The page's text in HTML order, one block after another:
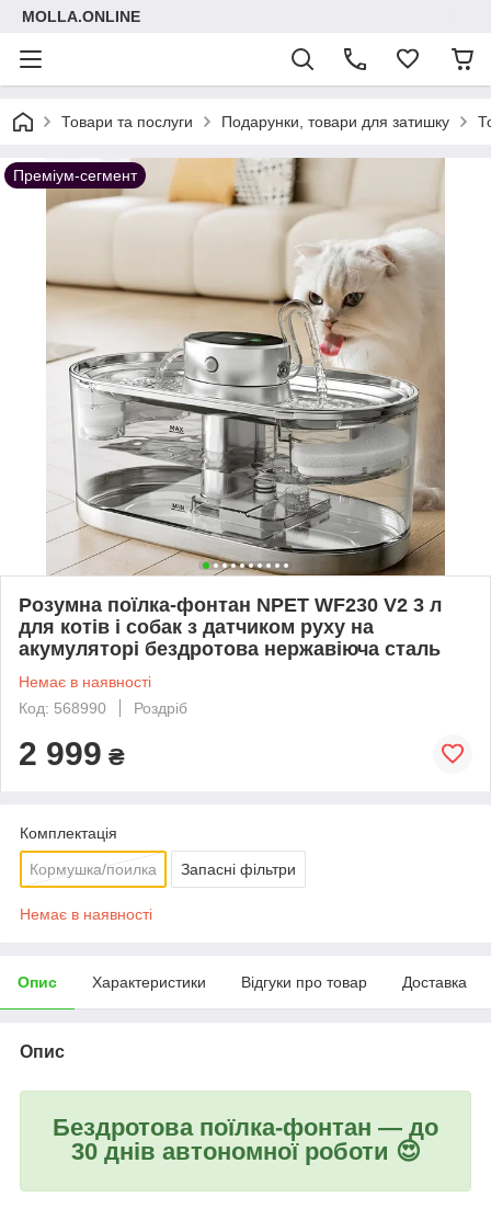
MOLLA.ONLINE
Товари та послуги Подарунки, товари для затишку
Преміум-сегмент
Розумна поїлка-фонтан NPET WF230 V2 3 л
для котів і собак з датчиком руху на
акумуляторі бездротова нержавіюча сталь
Немає в наявності
Код: 568990
Роздріб
2 999 ₴
Комплектація
Кормушка/поилка Запасні фільтри
Немає в наявності
Опис Характеристики Відгуки про товар Доставка
Опис
Бездротова поїлка-фонтан — до
30 днів автономної роботи 😍